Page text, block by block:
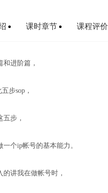
课时章节 课程评价
进阶篇，
步sop，
五步，
个ip帐号的基本能力。
讲我在做帐号时，